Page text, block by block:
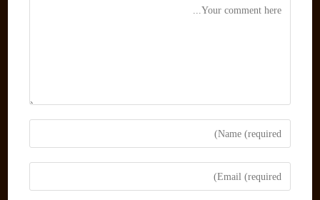
Comment
Enter
your
name
Enter
your